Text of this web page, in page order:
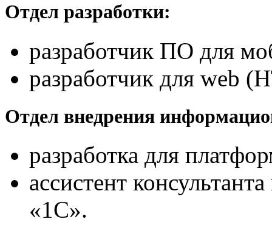
Отдел разработки:
разработчик ПО для
разработчик для web
Отдел внедрения
разработка для
ассистент
«1С».